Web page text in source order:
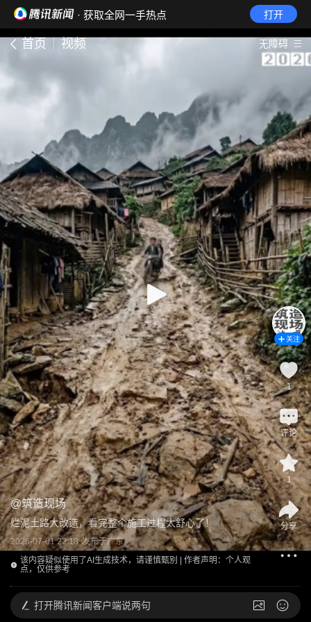
· 获取全网一手热点 打开
首页 视频 无障碍
@筑造现场
烂泥土路大改造，看完整个施工过程太舒心了！
2026-07-01 22:18 发布于广东
该内容疑似使用了AI生成技术，请谨慎甄别 | 作者声明：个人观
点，仅供参考
关注
1
评论
1
分享
打开腾讯新闻客户端说两句